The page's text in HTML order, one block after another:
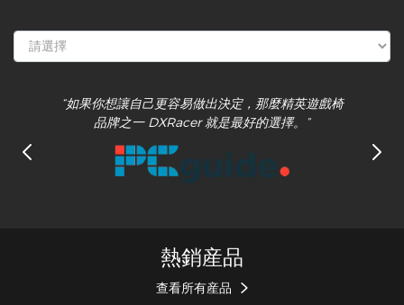
“如果你想讓自己更容易做出決定，那麼精英遊戲椅
品牌之一 DXRacer 就是最好的選擇。”
熱銷産品
查看所有産品